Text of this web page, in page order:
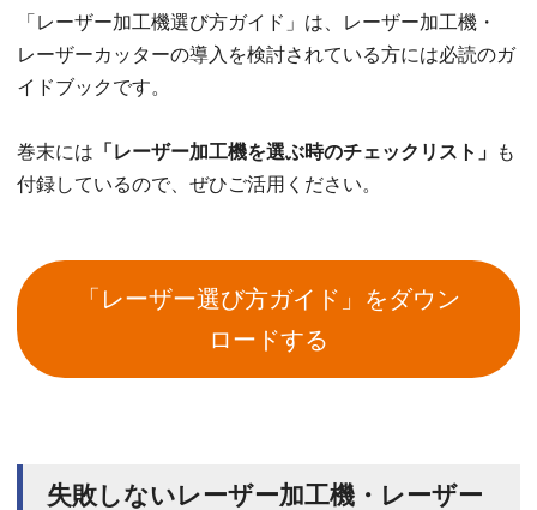
「レーザー加工機選び方ガイド」は、レーザー加工機・
レーザーカッターの導入を検討されている方には必読のガ
イドブックです。
巻末には 「レーザー加工機を選ぶ時のチェックリスト」
も
付録しているので、ぜひご活用ください。
「レーザー選び方ガイド」をダウン
ロードする
失敗しないレーザー加工機・レーザー